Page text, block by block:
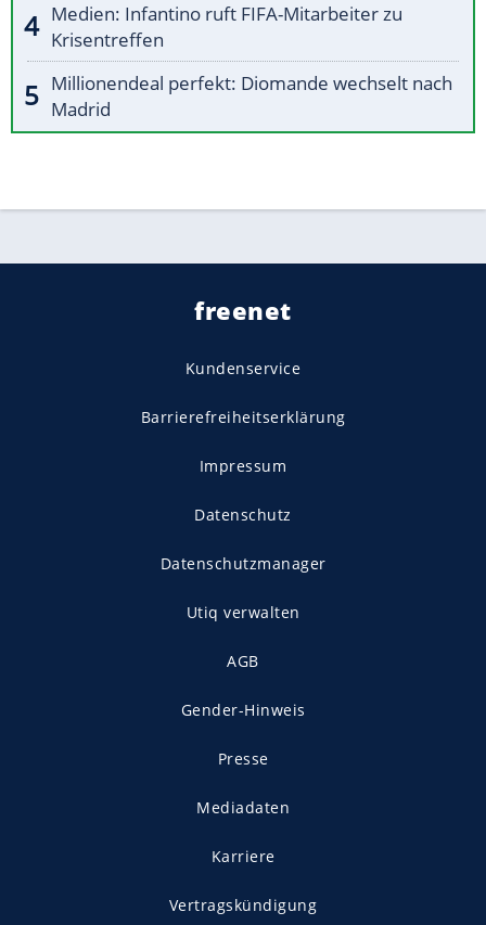
Medien: Infantino ruft FIFA-Mitarbeiter zu
Krisentreffen
Millionendeal perfekt: Diomande wechselt nach
Madrid
freenet
Kundenservice
Barrierefreiheitserklärung
Impressum
Datenschutz
Datenschutzmanager
Utiq verwalten
AGB
Gender-Hinweis
Presse
Mediadaten
Karriere
Vertragskündigung